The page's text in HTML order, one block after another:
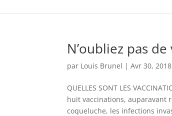
N’oubliez pas
par Louis Brunel |Avr 30, 2018
QUELLES SONT LES
huit vaccinations, auparavant
coqueluche, les infections